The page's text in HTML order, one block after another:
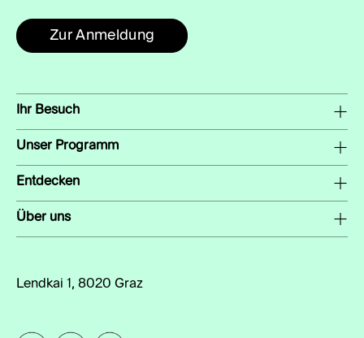
Zur Anmeldung
Ihr Besuch
Unser Programm
Entdecken
Über uns
Lendkai 1, 8020 Graz